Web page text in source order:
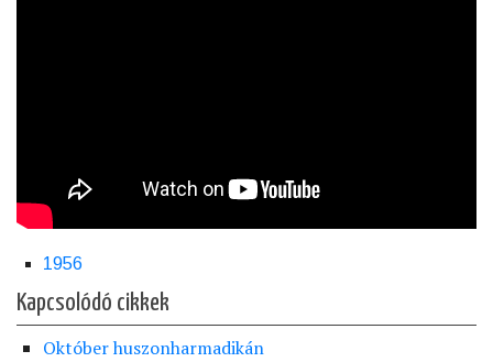
1956
Kapcsolódó cikkek
Október huszonharmadikán